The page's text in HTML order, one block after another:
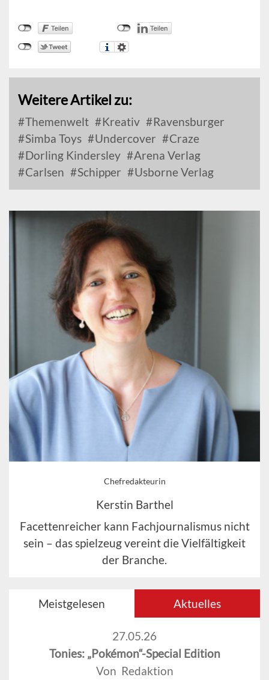
Weitere Artikel zu:
Themenwelt Kreativ
Ravensburger
Simba Toys
Undercover
Craze
Dorling Kindersley
Arena Verlag
Carlsen
Schipper Usborne Verlag
Chefredakteurin
Kerstin Barthel
Facettenreicher kann Fachjournalismus nicht
sein – das spielzeug vereint die Vielfältigkeit
der Branche.
Meistgelesen Aktuelles
27.05.26
Tonies: „Pokémon“-Special Edition
Von Redaktion